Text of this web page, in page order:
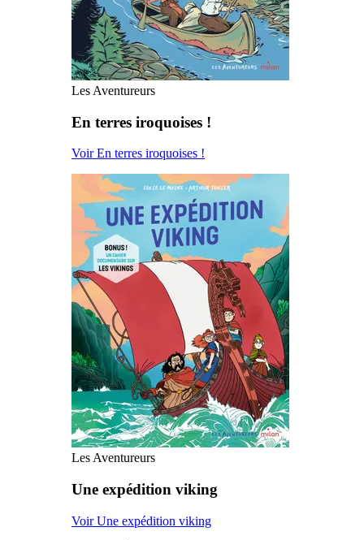
Les Aventureurs
En terres iroquoises !
Voir En terres iroquoises !
Les Aventureurs
Une expédition viking
Voir Une expédition viking